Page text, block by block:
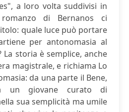
a loro volta suddivisi in
di Bernanos ci
quale luce può portare
per antonomasia al
La storia è semplice, anche
magistrale, e richiama Lo
da una parte il Bene,
un giovane curato di
sua semplicità ma umile